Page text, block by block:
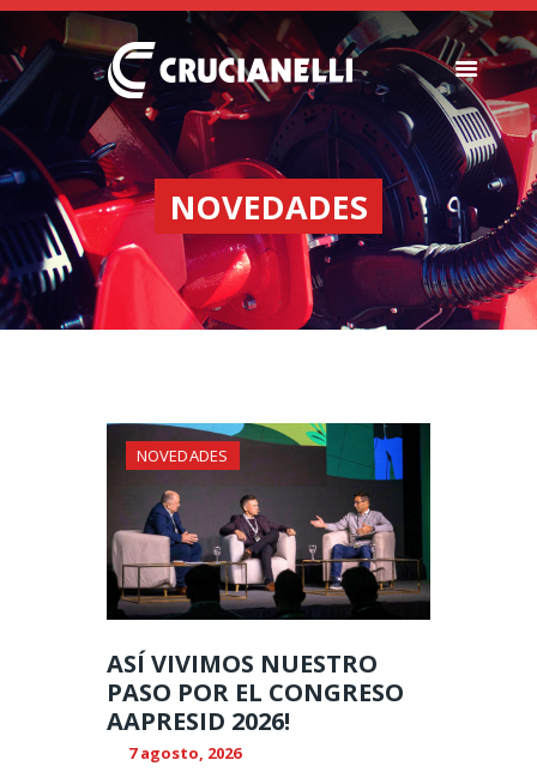
NOVEDADES
SEMBRADORAS
FERTILIZADORAS
INSTITUCIONAL
CONCESIONARIOS
NOVEDADES
RECURSOS
NOVEDADES
ASÍ VIVIMOS NUESTRO
PASO POR EL CONGRESO
AAPRESID 2026!
7 agosto, 2026